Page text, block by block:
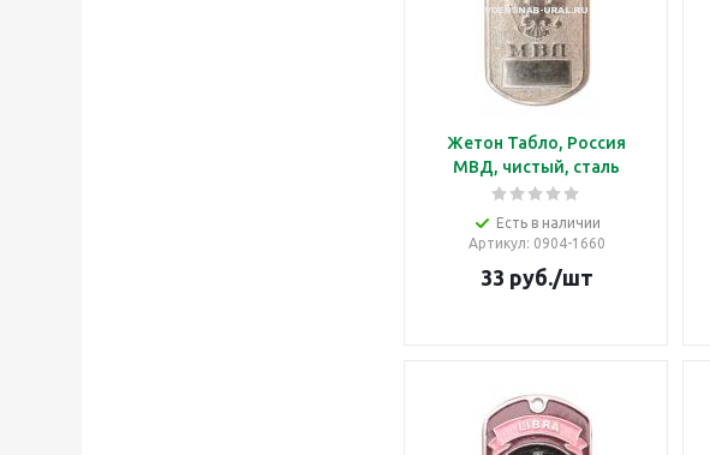
Жетон Табло, Россия
МВД, чистый, сталь
Есть в наличии
Артикул: 0904-1660
33 руб./шт